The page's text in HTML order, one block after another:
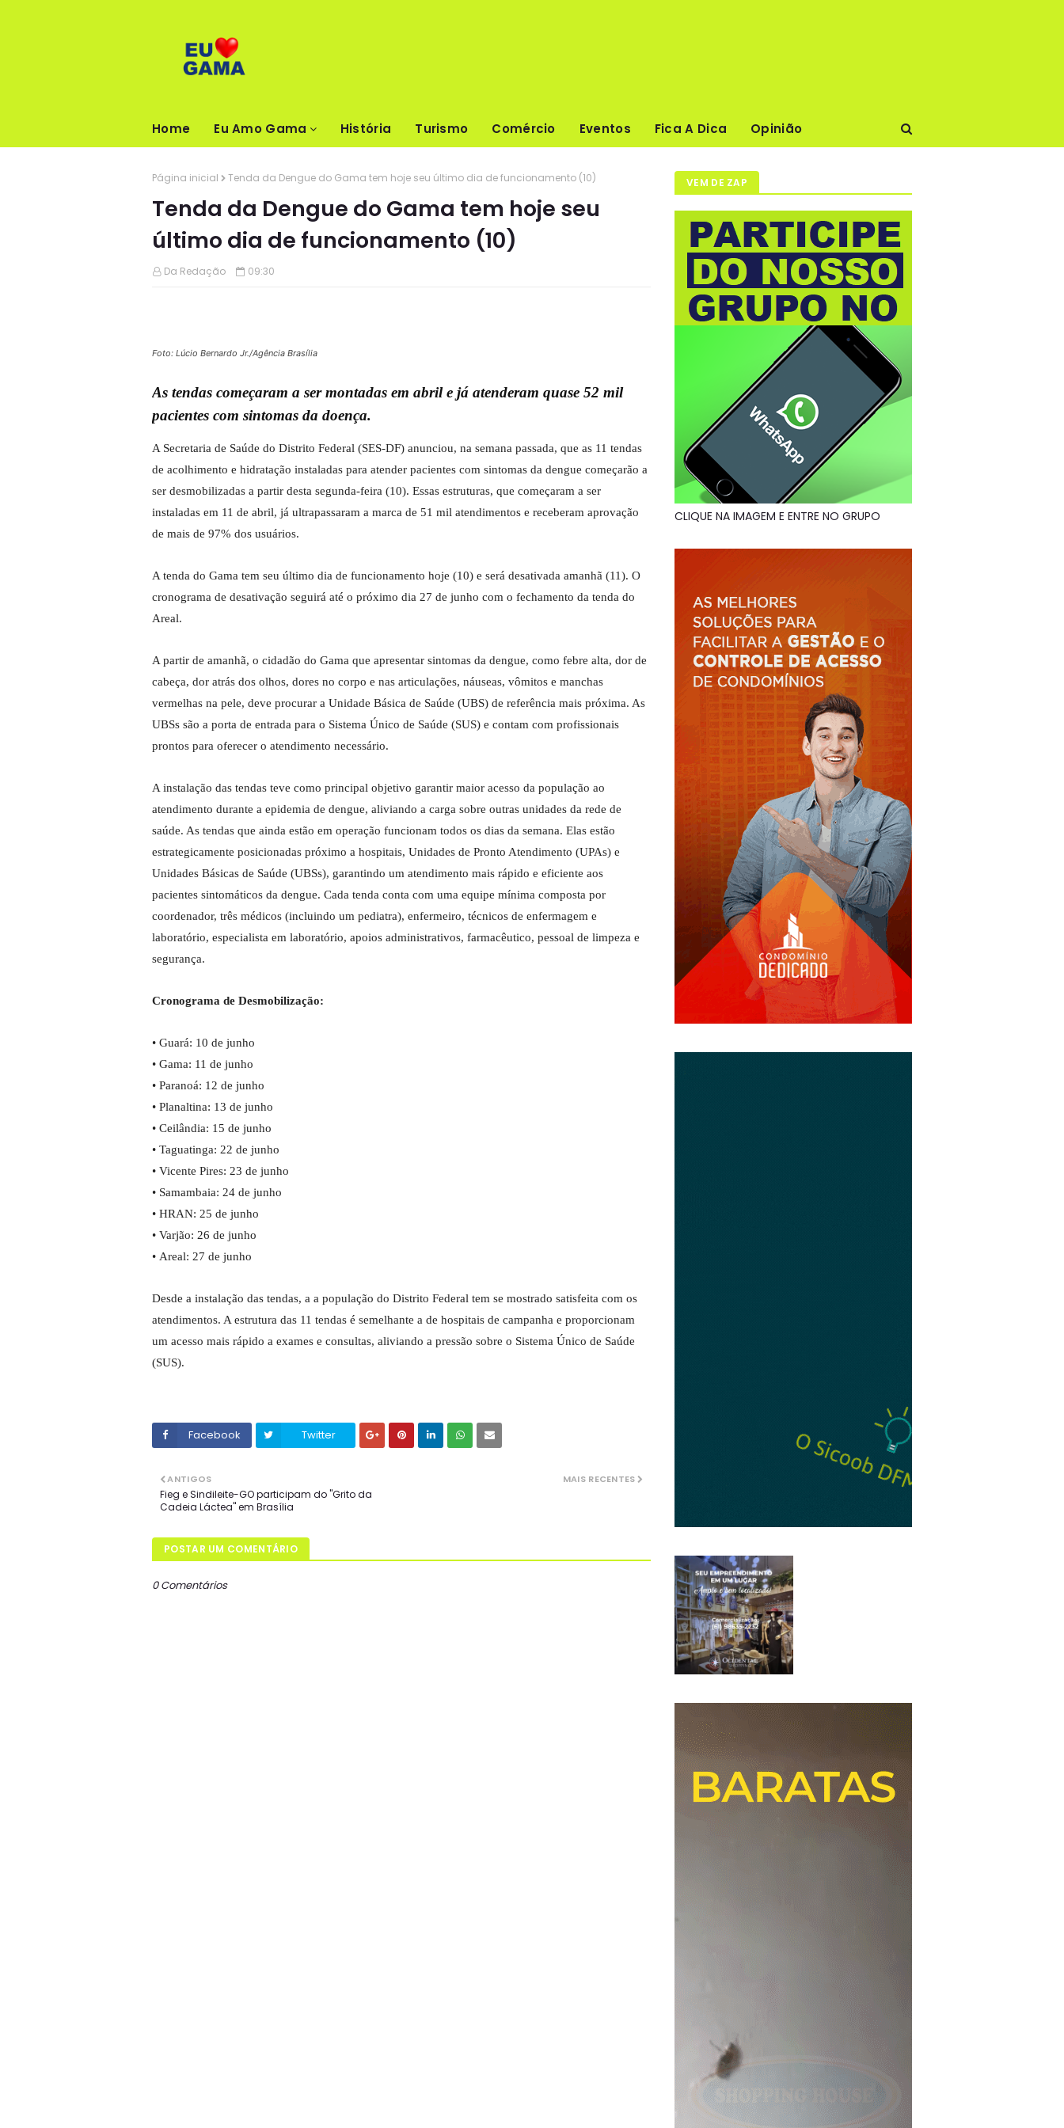
Home Eu Amo Gama História Turismo Comércio Eventos Fica A Dica Opinião
Página inicial Tenda da Dengue do Gama tem hoje seu último dia de funcionamento (10)
Tenda da Dengue do Gama tem hoje seu
último dia de funcionamento (10)
Da Redação 09:30
Foto: Lúcio Bernardo Jr./Agência Brasília
As tendas começaram a ser montadas em abril e já atenderam quase 52 mil
pacientes com sintomas da doença.
A Secretaria de Saúde do Distrito Federal (SES-DF) anunciou, na semana passada, que as 11 tendas
de acolhimento e hidratação instaladas para atender pacientes com sintomas da dengue começarão a
ser desmobilizadas a partir desta segunda-feira (10). Essas estruturas, que começaram a ser
instaladas em 11 de abril, já ultrapassaram a marca de 51 mil atendimentos e receberam aprovação
de mais de 97% dos usuários.
A tenda do Gama tem seu último dia de funcionamento hoje (10) e será desativada amanhã (11). O
cronograma de desativação seguirá até o próximo dia 27 de junho com o fechamento da tenda do
Areal.
A partir de amanhã, o cidadão do Gama que apresentar sintomas da dengue, como febre alta, dor de
cabeça, dor atrás dos olhos, dores no corpo e nas articulações, náuseas, vômitos e manchas
vermelhas na pele, deve procurar a Unidade Básica de Saúde (UBS) de referência mais próxima. As
UBSs são a porta de entrada para o Sistema Único de Saúde (SUS) e contam com profissionais
prontos para oferecer o atendimento necessário.
A instalação das tendas teve como principal objetivo garantir maior acesso da população ao
atendimento durante a epidemia de dengue, aliviando a carga sobre outras unidades da rede de
saúde. As tendas que ainda estão em operação funcionam todos os dias da semana. Elas estão
estrategicamente posicionadas próximo a hospitais, Unidades de Pronto Atendimento (UPAs) e
Unidades Básicas de Saúde (UBSs), garantindo um atendimento mais rápido e eficiente aos
pacientes sintomáticos da dengue. Cada tenda conta com uma equipe mínima composta por
coordenador, três médicos (incluindo um pediatra), enfermeiro, técnicos de enfermagem e
laboratório, especialista em laboratório, apoios administrativos, farmacêutico, pessoal de limpeza e
segurança.
Cronograma de Desmobilização:
• Guará: 10 de junho
• Gama: 11 de junho
• Paranoá: 12 de junho
• Planaltina: 13 de junho
• Ceilândia: 15 de junho
• Taguatinga: 22 de junho
• Vicente Pires: 23 de junho
• Samambaia: 24 de junho
• HRAN: 25 de junho
• Varjão: 26 de junho
• Areal: 27 de junho
Desde a instalação das tendas, a a população do Distrito Federal tem se mostrado satisfeita com os
atendimentos. A estrutura das 11 tendas é semelhante a de hospitais de campanha e proporcionam
um acesso mais rápido a exames e consultas, aliviando a pressão sobre o Sistema Único de Saúde
(SUS).
Facebook Twitter
MAIS RECENTES
ANTIGOS
Fieg e Sindileite-GO participam do "Grito da
Cadeia Láctea" em Brasília
POSTAR UM COMENTÁRIO
0 Comentários
VEM DE ZAP
CLIQUE NA IMAGEM E ENTRE NO GRUPO